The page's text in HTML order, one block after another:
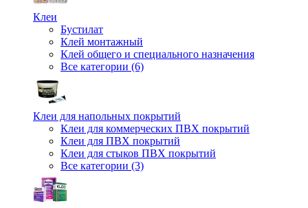
Клеи
Бустилат
Клей монтажный
Клей общего и специального назначения
Все категории (6)
Клеи для напольных покрытий
Клеи для коммерческих ПВХ покрытий
Клеи для ПВХ покрытий
Клеи для стыков ПВХ покрытий
Все категории (3)